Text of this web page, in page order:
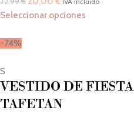
Seleccionar opciones
-74%
S
VESTIDO DE
TAFETAN